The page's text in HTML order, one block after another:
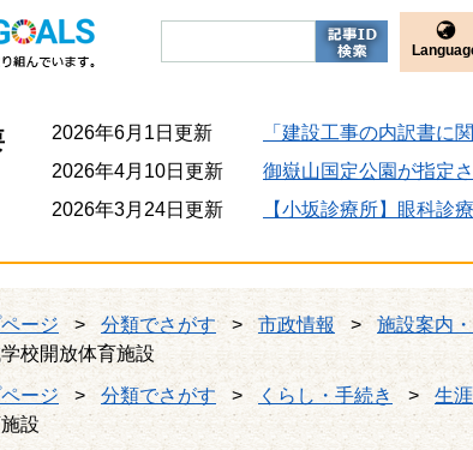
2026年6月1日更新
「建設工事の内訳書に
2026年4月10日更新
御嶽山国定公園が指定
2026年3月24日更新
【小坂診療所】眼科診
ージ > 分類でさがす > 市政情報 > 施設案内
校開放体育施設
ージ > 分類でさがす > くらし・手続き > 生
設